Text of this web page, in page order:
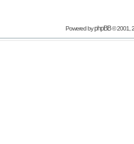
Powered byphpBB© 2001,